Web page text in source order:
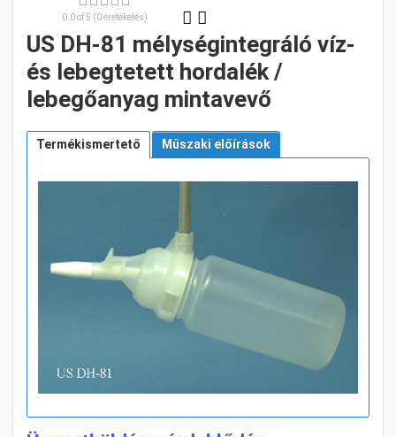
0.0 of 5 (0 éretékelés)
US DH-81 mélységintegráló víz-
és lebegtetett hordalék /
lebegőanyag mintavevő
Termékismertető Műszaki előírások